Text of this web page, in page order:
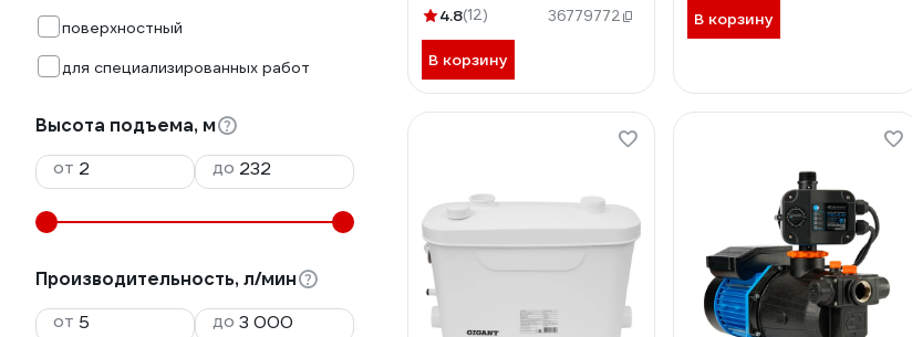
поверхностный
для специализированных работ
Высота подъема, м
от
до
Производительность, л/мин
от
до
4.8(12) 36779772
В корзину
В корзину